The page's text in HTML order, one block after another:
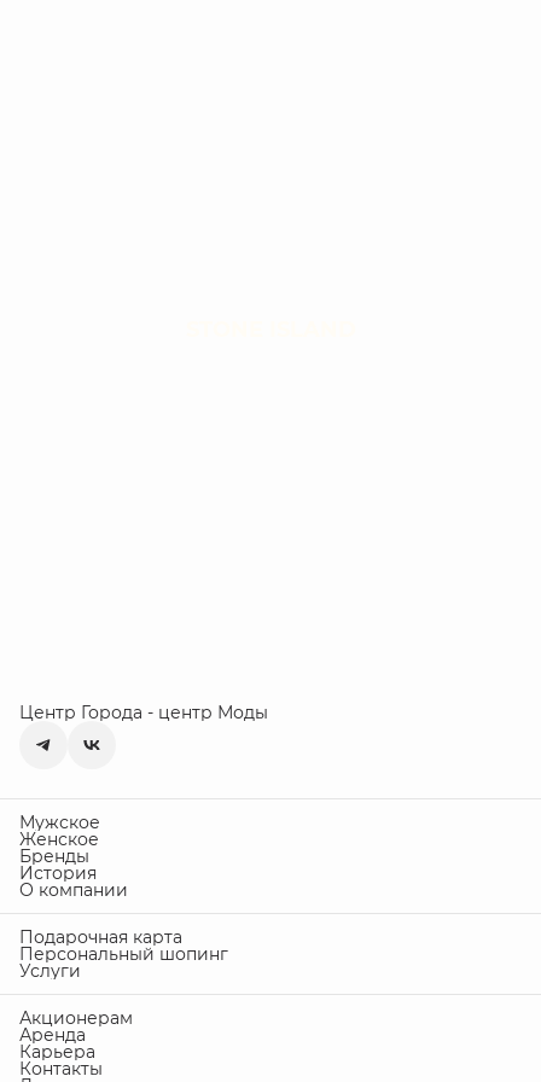
Центр Города - центр Моды
Мужское
Женское
Бренды
История
О компании
Подарочная карта
Персональный шопинг
Услуги
Акционерам
Аренда
Карьера
Контакты